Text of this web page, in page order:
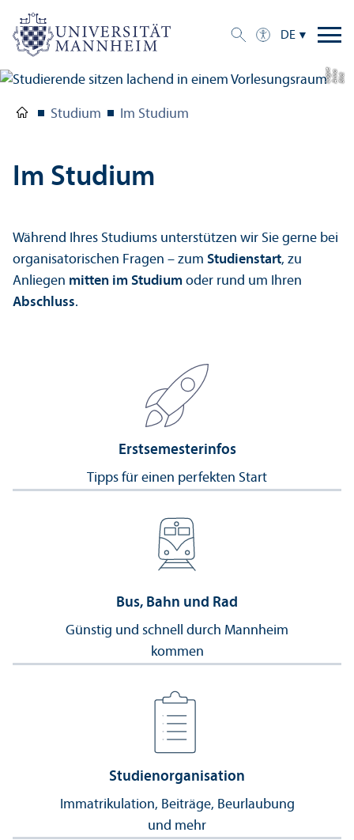
DE
Bil
d:
A
n
n
aL
o
g
u
e
Studium Im Studium
Im Studium
Während Ihres Studiums unter­stützen wir Sie gerne bei
organisatorischen Fragen – zum Studien­start, zu
Anliegen mitten im Studium oder rund um Ihren
Abschluss.
Erstsemesterinfos
Tipps für einen perfekten Start
Bus, Bahn und Rad
Günstig und schnell durch Mannheim
kommen
Studien­organisation
Immatrikulation, Beiträge, Beurlaubung
und mehr